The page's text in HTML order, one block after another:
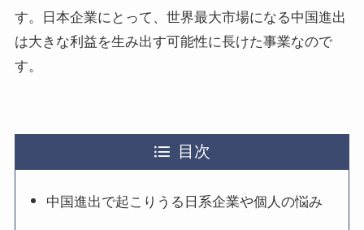
す。日本企業にとって、世界最大市場になる中国進出
は大きな利益を生み出す可能性に長けた事業なので
す。
目次
中国進出で起こりうる日系企業や個人の悩み